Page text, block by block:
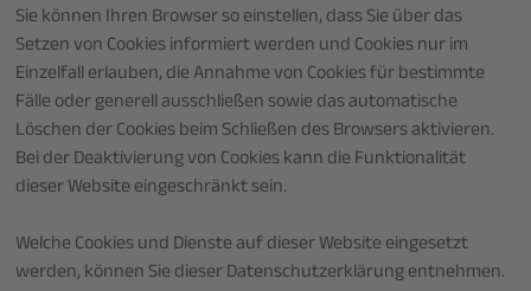
Sie können Ihren Browser so einstellen, dass Sie über das
Setzen von Cookies informiert werden und Cookies nur im
Einzelfall erlauben, die Annahme von Cookies für bestimmte
Fälle oder generell ausschließen sowie das automatische
Löschen der Cookies beim Schließen des Browsers aktivieren.
Bei der Deaktivierung von Cookies kann die Funktionalität
dieser Website eingeschränkt sein.
Welche Cookies und Dienste auf dieser Website eingesetzt
werden, können Sie dieser Datenschutzerklärung entnehmen.